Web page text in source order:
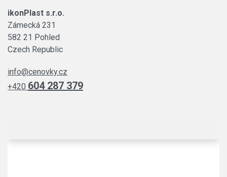
ikonPlast s.r.o.
Zámecká 231
582 21 Pohled
Czech Republic
info@cenovky.cz
+420 604 287 379